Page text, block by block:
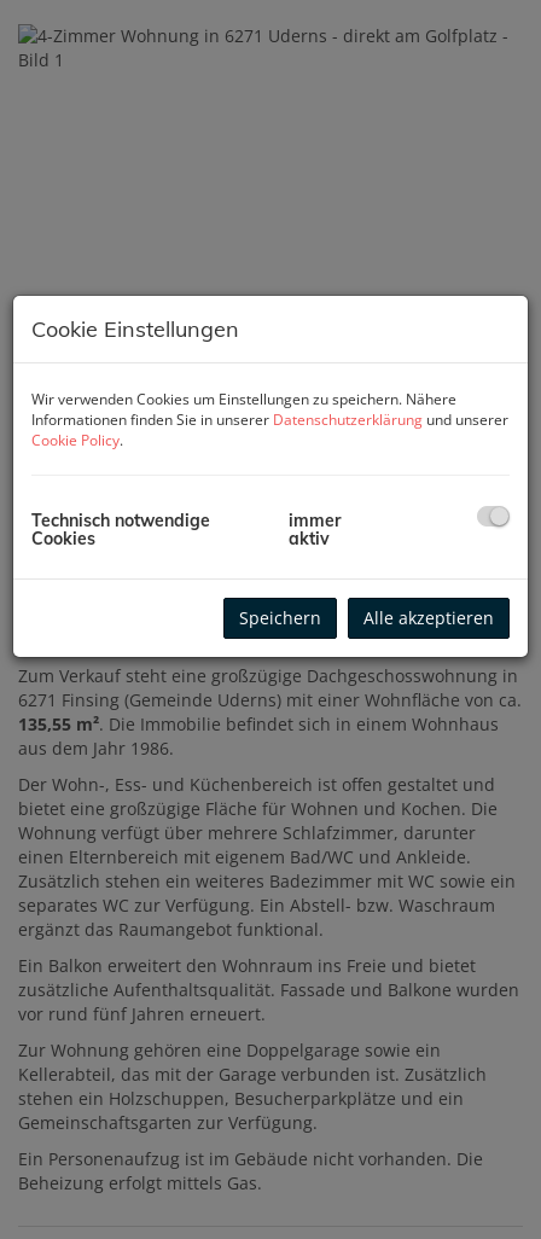
Zum Verkauf steht eine großzügige Dachgeschosswohnung in
6271 Finsing (Gemeinde Uderns) mit einer Wohnfläche von ca.
135,55 m². Die Immobilie befindet sich in einem Wohnhaus
aus dem Jahr 1986.
Der Wohn-, Ess- und Küchenbereich ist offen gestaltet und
bietet eine großzügige Fläche für Wohnen und Kochen. Die
Wohnung verfügt über mehrere Schlafzimmer, darunter
einen Elternbereich mit eigenem Bad/WC und Ankleide.
Zusätzlich stehen ein weiteres Badezimmer mit WC sowie ein
separates WC zur Verfügung. Ein Abstell- bzw. Waschraum
ergänzt das Raumangebot funktional.
Ein Balkon erweitert den Wohnraum ins Freie und bietet
zusätzliche Aufenthaltsqualität. Fassade und Balkone wurden
vor rund fünf Jahren erneuert.
Zur Wohnung gehören eine Doppelgarage sowie ein
Kellerabteil, das mit der Garage verbunden ist. Zusätzlich
stehen ein Holzschuppen, Besucherparkplätze und ein
Gemeinschaftsgarten zur Verfügung.
Ein Personenaufzug ist im Gebäude nicht vorhanden. Die
Beheizung erfolgt mittels Gas.
Cookie Einstellungen
Wir verwenden Cookies um Einstellungen zu speichern. Nähere
Informationen finden Sie in unserer Datenschutzerklärung und unserer
Cookie Policy.
Technisch notwendige
Cookies
immer
aktiv
Speichern Alle akzeptieren